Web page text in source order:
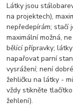
Látky jsou
na projektech),
nepředepírám; stačí
maximální možná,
bělící přípravky;
napařovat parní
vysrážení; není
žehličku na látky -
vždy stikněte
žehlení).